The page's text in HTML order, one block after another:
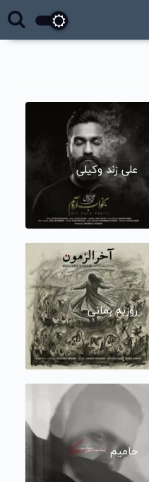
علی زند وکیلی
روزبه بمانی
حامیم